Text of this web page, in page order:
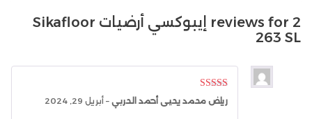
o
k
p
2 reviews for
إيبوكسي أرضيات Sikafloor
263 SL
Rated
out
of 5
رياض محمد يحيى أحمد الحربي – أبريل 29, 2024